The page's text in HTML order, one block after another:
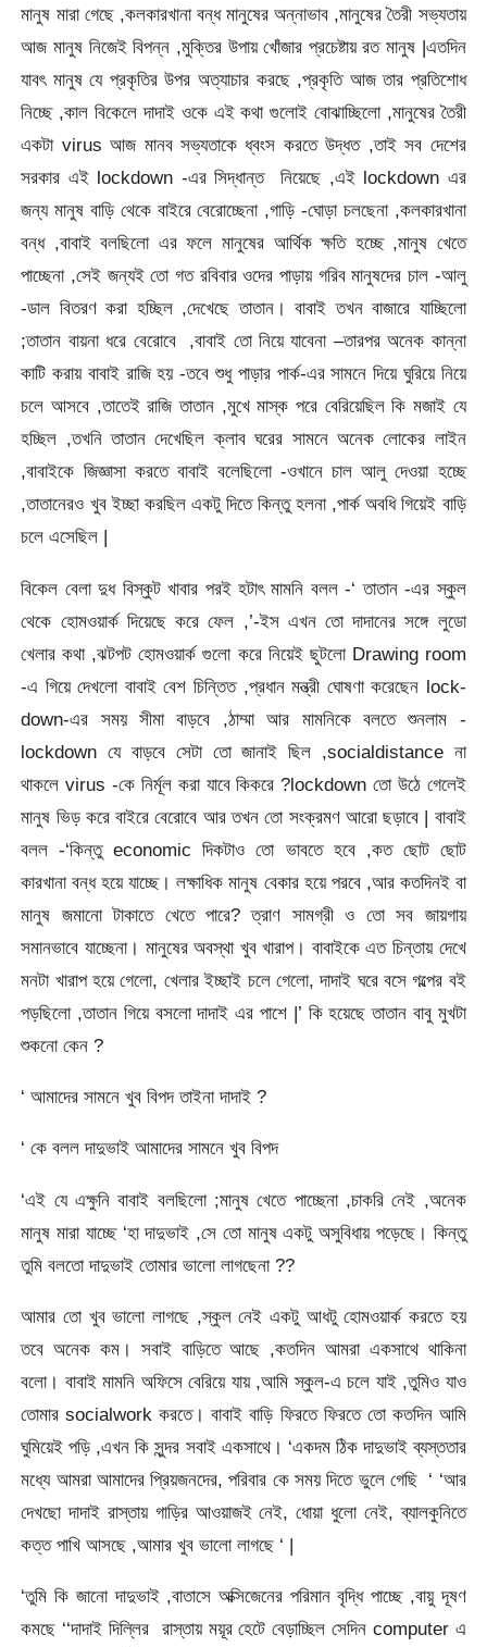
মানুষ মারা গেছে ,কলকারখানা বন্ধ মানুষের অন্নাভাব ,মানুষের তৈরী সভ্যতায়
আজ মানুষ নিজেই বিপন্ন ,মুক্তির উপায় খোঁজার প্রচেষ্টায় রত মানুষ |এতদিন
যাবৎ মানুষ যে প্রকৃতির উপর অত্যাচার করছে ,প্রকৃতি আজ তার প্রতিশোধ
নিচ্ছে ,কাল বিকেলে দাদাই ওকে এই কথা গুলোই বোঝাচ্ছিলো ,মানুষের তৈরী
একটা virus আজ মানব সভ্যতাকে ধ্বংস করতে উদ্ধত ,তাই সব দেশের
সরকার এই lockdown -এর সিদ্ধান্ত নিয়েছে ,এই lockdown এর
জন্য মানুষ বাড়ি থেকে বাইরে বেরোচ্ছেনা ,গাড়ি -ঘোড়া চলছেনা ,কলকারখানা
বন্ধ ,বাবাই বলছিলো এর ফলে মানুষের আর্থিক ক্ষতি হচ্ছে ,মানুষ খেতে
পাচ্ছেনা ,সেই জন্যই তো গত রবিবার ওদের পাড়ায় গরিব মানুষদের চাল -আলু
-ডাল বিতরণ করা হচ্ছিল ,দেখেছে তাতান। বাবাই তখন বাজারে যাচ্ছিলো
;তাতান বায়না ধরে বেরোবে ,বাবাই তো নিয়ে যাবেনা –তারপর অনেক কান্না
কাটি করায় বাবাই রাজি হয় -তবে শুধু পাড়ার পার্ক-এর সামনে দিয়ে ঘুরিয়ে নিয়ে
চলে আসবে ,তাতেই রাজি তাতান ,মুখে মাস্ক পরে বেরিয়েছিল কি মজাই যে
হচ্ছিল ,তখনি তাতান দেখেছিল ক্লাব ঘরের সামনে অনেক লোকের লাইন
,বাবাইকে জিজ্ঞাসা করতে বাবাই বলেছিলো -ওখানে চাল আলু দেওয়া হচ্ছে
,তাতানেরও খুব ইচ্ছা করছিল একটু দিতে কিন্তু হলনা ,পার্ক অবধি গিয়েই বাড়ি
চলে এসেছিল |
বিকেল বেলা দুধ বিস্কুট খাবার পরই হটাৎ মামনি বলল -‘ তাতান -এর স্কুল
থেকে হোমওয়ার্ক দিয়েছে করে ফেল ,’-ইস এখন তো দাদানের সঙ্গে লুডো
খেলার কথা ,ঝটপট হোমওয়ার্ক গুলো করে নিয়েই ছুটলো Drawing room
-এ গিয়ে দেখলো বাবাই বেশ চিন্তিত ,প্রধান মন্ত্রী ঘোষণা করেছেন lock-
down-এর সময় সীমা বাড়বে ,ঠাম্মা আর মামনিকে বলতে শুনলাম -
lockdown যে বাড়বে সেটা তো জানাই ছিল ,socialdistance না
থাকলে virus -কে নির্মূল করা যাবে কিকরে ?lockdown তো উঠে গেলেই
মানুষ ভিড় করে বাইরে বেরোবে আর তখন তো সংক্রমণ আরো ছড়াবে | বাবাই
বলল -‘কিন্তু economic দিকটাও তো ভাবতে হবে ,কত ছোট ছোট
কারখানা বন্ধ হয়ে যাচ্ছে। লক্ষাধিক মানুষ বেকার হয়ে পরবে ,আর কতদিনই বা
মানুষ জমানো টাকাতে খেতে পারে? ত্রাণ সামগ্রী ও তো সব জায়গায়
সমানভাবে যাচ্ছেনা। মানুষের অবস্থা খুব খারাপ। বাবাইকে এত চিন্তায় দেখে
মনটা খারাপ হয়ে গেলো, খেলার ইচ্ছাই চলে গেলো, দাদাই ঘরে বসে গল্পের বই
পড়ছিলো ,তাতান গিয়ে বসলো দাদাই এর পাশে |’ কি হয়েছে তাতান বাবু মুখটা
শুকনো কেন ?
‘ আমাদের সামনে খুব বিপদ তাইনা দাদাই ?
‘ কে বলল দাদুভাই আমাদের সামনে খুব বিপদ
‘এই যে এক্ষুনি বাবাই বলছিলো ;মানুষ খেতে পাচ্ছেনা ,চাকরি নেই ,অনেক
মানুষ মারা যাচ্ছে ‘হা দাদুভাই ,সে তো মানুষ একটু অসুবিধায় পড়েছে। কিন্তু
তুমি বলতো দাদুভাই তোমার ভালো লাগছেনা ??
আমার তো খুব ভালো লাগছে ,স্কুল নেই একটু আধটু হোমওয়ার্ক করতে হয়
তবে অনেক কম। সবাই বাড়িতে আছে ,কতদিন আমরা একসাথে থাকিনা
বলো। বাবাই মামনি অফিসে বেরিয়ে যায় ,আমি স্কুল-এ চলে যাই ,তুমিও যাও
তোমার socialwork করতে। বাবাই বাড়ি ফিরতে ফিরতে তো কতদিন আমি
ঘুমিয়েই পড়ি ,এখন কি সুন্দর সবাই একসাথে। ‘একদম ঠিক দাদুভাই ব্যস্ততার
মধ্যে আমরা আমাদের প্রিয়জনদের, পরিবার কে সময় দিতে ভুলে গেছি ‘ ‘আর
দেখছো দাদাই রাস্তায় গাড়ির আওয়াজই নেই, ধোয়া ধুলো নেই, ব্যালকুনিতে
কত্ত পাখি আসছে ,আমার খুব ভালো লাগছে ‘ |
‘তুমি কি জানো দাদুভাই ,বাতাসে অক্সিজেনের পরিমান বৃদ্ধি পাচ্ছে ,বায়ু দূষণ
কমছে ‘‘দাদাই দিল্লির রাস্তায় ময়ূর হেটে বেড়াচ্ছিল সেদিন computer এ